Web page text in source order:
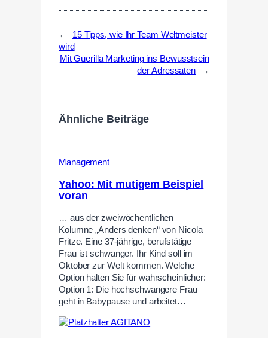
←
15 Tipps, wie Ihr Team Weltmeister
wird
Mit Guerilla Marketing ins Bewusstsein
der Adressaten
→
Ähnliche Beiträge
Management
Yahoo: Mit mutigem Beispiel
voran
… aus der zweiwöchentlichen
Kolumne „Anders denken“ von Nicola
Fritze. Eine 37-jährige, berufstätige
Frau ist schwanger. Ihr Kind soll im
Oktober zur Welt kommen. Welche
Option halten Sie für wahrscheinlicher:
Option 1: Die hochschwangere Frau
geht in Babypause und arbeitet…